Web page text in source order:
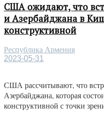
США ожидают, что
и Азербайджана в
конструктивной
Республика Армения
2023-05-31
США рассчитывают, что
Азербайджана, которая
конструктивной с точки